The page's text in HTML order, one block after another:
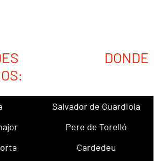
DONDE
Salvador de Guardiola
Pere de Torelló
Cardedeu